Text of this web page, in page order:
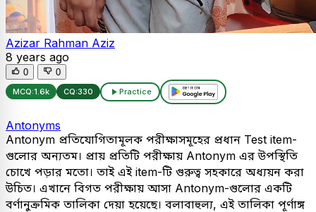
Azizar Rahman Aziz
8 years ago
0 0
MCQ:1.6k CQ:330 Practice
Antonyms
Antonym প্রতিযোগিতামূলক পরীক্ষাসমূহের প্রধান Test item-
গুলোর অন্যতম। প্রায় প্রতিটি পরীক্ষায় Antonym এর উপস্থিতি
চোখে পড়ার মতো। তাই এই item-টি গুরুত্ব সহকারে অধ্যয়ন করা
উচিত। এখানে বিগত পরীক্ষায় আসা Antonym-গুলোর একটি
বর্ণানুক্রমিক তালিকা দেয়া হয়েছে। বলাবাহুল্য, এই তালিকা পূর্ণাঙ্গ